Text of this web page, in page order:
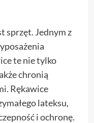
sprzęt. Jednym z
te nie tylko
chronią
Rękawice
lateksu,
i ochronę.